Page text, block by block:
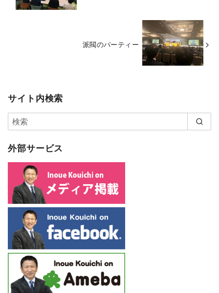
派閥のパーティー
サイト内検索
外部サービス